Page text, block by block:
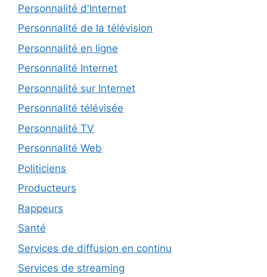
Personnalité d'Internet
Personnalité de la télévision
Personnalité en ligne
Personnalité Internet
Personnalité sur Internet
Personnalité télévisée
Personnalité TV
Personnalité Web
Politiciens
Producteurs
Rappeurs
Santé
Services de diffusion en continu
Services de streaming